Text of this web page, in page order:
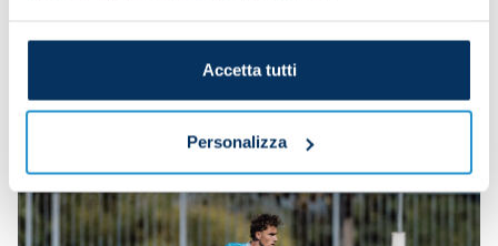
Accetta tutti
Personalizza